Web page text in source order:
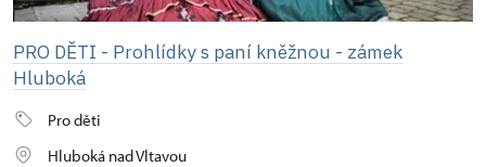
PRO DĚTI - Prohlídky s paní kněžnou - zámek
Hluboká
Pro děti
Hluboká nad Vltavou